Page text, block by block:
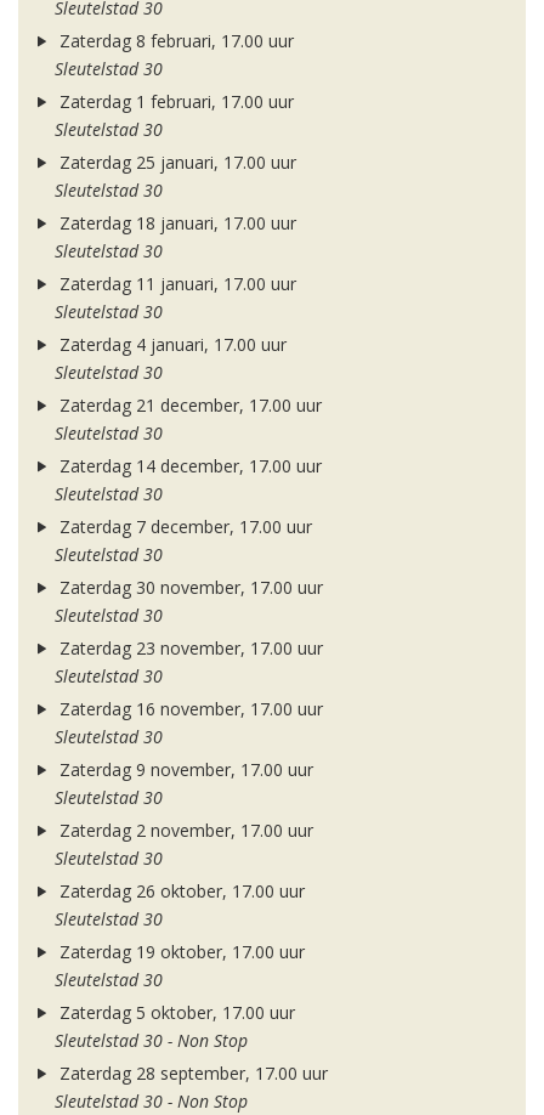
Sleutelstad 30
Zaterdag 8 februari, 17.00 uur
Sleutelstad 30
Zaterdag 1 februari, 17.00 uur
Sleutelstad 30
Zaterdag 25 januari, 17.00 uur
Sleutelstad 30
Zaterdag 18 januari, 17.00 uur
Sleutelstad 30
Zaterdag 11 januari, 17.00 uur
Sleutelstad 30
Zaterdag 4 januari, 17.00 uur
Sleutelstad 30
Zaterdag 21 december, 17.00 uur
Sleutelstad 30
Zaterdag 14 december, 17.00 uur
Sleutelstad 30
Zaterdag 7 december, 17.00 uur
Sleutelstad 30
Zaterdag 30 november, 17.00 uur
Sleutelstad 30
Zaterdag 23 november, 17.00 uur
Sleutelstad 30
Zaterdag 16 november, 17.00 uur
Sleutelstad 30
Zaterdag 9 november, 17.00 uur
Sleutelstad 30
Zaterdag 2 november, 17.00 uur
Sleutelstad 30
Zaterdag 26 oktober, 17.00 uur
Sleutelstad 30
Zaterdag 19 oktober, 17.00 uur
Sleutelstad 30
Zaterdag 5 oktober, 17.00 uur
Sleutelstad 30 - Non Stop
Zaterdag 28 september, 17.00 uur
Sleutelstad 30 - Non Stop